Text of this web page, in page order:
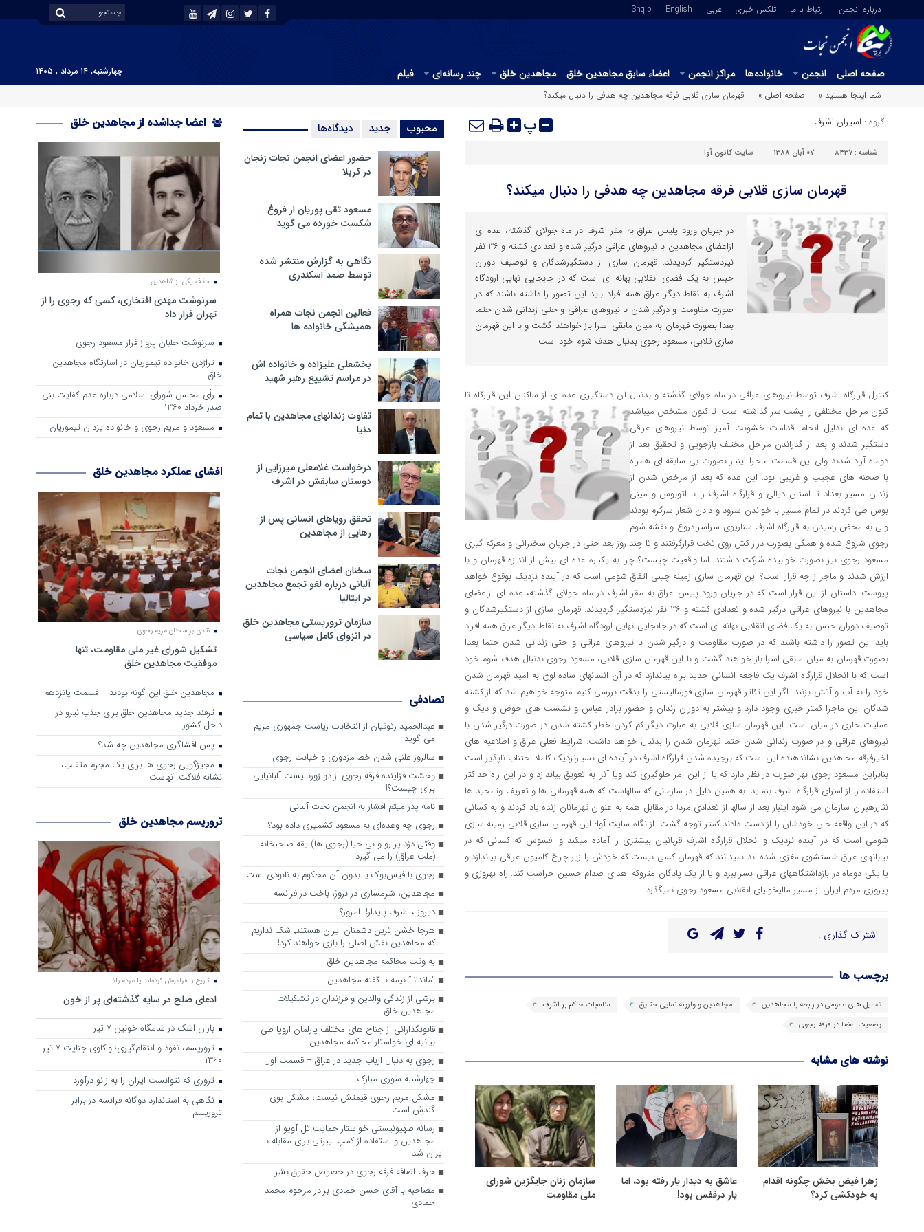
درباره انجمن ارتباط با ما تلکس خبری عربي English
Shqip
صفحه اصلی انجمن خانواده‌ها مراکز انجمن اعضاء سابق مجاهدین خلق مجاهدین خلق چند رسانه‌ای فیلم
چهارشنبه, ۱۴ مرداد , ۱۴۰۵
شما اینجا هستید »
صفحه اصلی » قهرمان سازی قلابی فرقه مجاهدین چه هدفی را دنبال میکند؟
گروه : اسیران اشرف پ
شناسه : 8437 07 آبان 1388 سایت کانون آوا
قهرمان سازی قلابی فرقه مجاهدین چه هدفی را دنبال میکند؟
در جریان ورود پلیس عراق به مقر اشرف در ماه جولای گذشته، عده ای
ازاعضای مجاهدین با نیروهای عراقی درگیر شده و تعدادی کشته و 36 نفر
نیزدستگیر گردیدند. قهرمان سازی از دستگیرشدگان و توصیف دوران
حبس به یک فضای انقلابی بهانه ای است که در جابجایی نهایی ارودگاه
اشرف به نقاط دیگر عراق همه افراد باید این تصور را داشته باشند که در
صورت مقاومت و درگیر شدن با نیروهای عراقی و حتی زندانی شدن حتما
بعدا بصورت قهرمان به میان مابقی اسرا باز خواهند گشت و با این قهرمان
سازی قلابی، مسعود رجوی بدنبال هدف شوم خود است
کنترل قرارگاه اشرف توسط نیروهای عراقی در ماه جولای گذشته و بدنبال آن دستگیری عده ای از ساکنان این قرارگاه تا
کنون مراحل مختلفی را پشت سر گذاشته است. تا کنون مشخص میباشد
که عده ای بدلیل انجام اقدامات خشونت آمیز توسط نیروهای عراقی
دستگیر شدند و بعد از گذراندن مراحل مختلف بازجویی و تحقیق بعد از
دوماه آزاد شدند ولی این قسمت ماجرا اینبار بصورت بی سابقه ای همراه
با صحنه های عجیب و غریبی بود. این عده که بعد از مرخص شدن از
زندان مسیر بغداد تا استان دیالی و قرارگاه اشرف را با اتوبوس و مینی
بوس طی کردند در تمام مسیر با خواندن سرود و دادن شعار سرگرم بودند
ولی به محض رسیدن به قرارگاه اشرف سناریوی سراسر دروغ و نقشه شوم
رجوی شروع شده و همگی بصورت دراز کش روی تخت قرارگرفتند و تا چند روز بعد حتی در جریان سخنرانی و معرکه گیری
مسعود رجوی نیز بصورت خوابیده شرکت داشتند. اما واقعیت چیست؟ چرا به یکباره عده ای بیش از اندازه قهرمان و با
ارزش شدند و ماجرااز چه قرار است؟ این قهرمان سازی زمینه چینی اتفاق شومی است که در آینده نزدیک بوقوع خواهد
پیوست. داستان از این قرار است که در جریان ورود پلیس عراق به مقر اشرف در ماه جولای گذشته، عده ای ازاعضای
مجاهدین با نیروهای عراقی درگیر شده و تعدادی کشته و 36 نفر نیزدستگیر گردیدند. قهرمان سازی از دستگیرشدگان و
توصیف دوران حبس به یک فضای انقلابی بهانه ای است که در جابجایی نهایی ارودگاه اشرف به نقاط دیگر عراق همه افراد
باید این تصور را داشته باشند که در صورت مقاومت و درگیر شدن با نیروهای عراقی و حتی زندانی شدن حتما بعدا
بصورت قهرمان به میان مابقی اسرا باز خواهند گشت و با این قهرمان سازی قلابی، مسعود رجوی بدنبال هدف شوم خود
است که با انحلال قرارگاه اشرف یک فاجعه انسانی جدید براه بیاندازد که در آن انسانهای ساده لوح به امید قهرمان شدن
خود را به آب و آتش بزنند. اگر این تئاتر قهرمان سازی فورمالیستی را بدقت بررسی کنیم متوجه خواهیم شد که از کشته
شدگان این ماجرا کمتر خبری وجود دارد و بیشتر به دوران زندان و حضور برادر عباس و نشست های حوض و دیگ و
عملیات جاری در میان است. این قهرمان سازی قلابی به عبارت دیگر کم کردن خطر کشته شدن در صورت درگیر شدن با
نیروهای عراقی و در صورت زندانی شدن حتما قهرمان شدن را بدنبال خواهد داشت. شرایط فعلی عراق و اطلاعیه های
اخیرفرقه مجاهدین نشاندهنده این است که برچیده شدن قرارگاه اشرف در آینده ای بسیارنزدیک کاملا اجتناب ناپذیر است
بنابراین مسعود رجوی بهر صورت در نظر دارد که یا از این امر جلوگیری کند ویا آنرا به تعویق بیاندازد و در این راه حداکثر
استفاده را از اسرای قرارگاه اشرف بنماید. به همین دلیل در سازمانی که سالهاست که همه قهرمانی ها و تعریف وتمجید ها
نثاررهبران سازمان می شود اینبار بعد از سالها از تعدادی مرد! در مقابل همه به عنوان قهرمانان زنده یاد کردند و به کسانی
که در این واقعه جان خودشان را از دست دادند کمتر توجه گشت. از نگاه سایت آوا: این قهرمان سازی قلابی زمینه سازی
شومی است که در آینده نزدیک و انحلال قرارگاه اشرف قربانیان بیشتری را آماده میکند و افسوس که کسانی که در
بیابانهای عراق شستشوی مغزی شده اند نمیدانند که قهرمان کسی نیست که خودش را زیر چرخ کامیون عراقی بیاندازد و
یا یکی دوماه در بازداشتگاههای عراقی بسر ببرد و یا از یک پادگان متروکه اهدای صدام حسین حراست کند. راه بهروزی و
پیروزی مردم ایران از مسیر مالیخولیای انقلابی مسعود رجوی نمیگذرد.
اشتراک گذاری :
برچسب ها
تحلیل های عمومی در رابطه با مجاهدین مجاهدین و وارونه نمایی حقایق
مناسبات حاکم بر اشرف
وضعیت اعضا در فرقه رجوی
نوشته های مشابه
زهرا فیض بخش چگونه اقدام
به خودکشی کرد؟
عاشق به دیدار یار رفته بود، اما
یار درقفس بود!
سازمان زنان جایگزین شورای
ملی مقاومت
محبوب جدید دیدگاه‌ها
حضور اعضای انجمن نجات زنجان
در کربلا
مسعود تقی پوریان از فروغ
شکست خورده می گوید
نگاهی به گزارش منتشر شده
توسط صمد اسکندری
فعالین انجمن نجات همراه
همیشگی خانواده ها
بخشعلی علیزاده و خانواده اش
در مراسم تشییع رهبر شهید
تفاوت زندانهای مجاهدین با تمام
دنیا
درخواست غلامعلی میرزایی از
دوستان سابقش در اشرف
تحقق رویاهای انسانی پس از
رهایی از مجاهدین
سخنان اعضای انجمن نجات
آلبانی درباره لغو تجمع مجاهدین
در ایتالیا
سازمان تروریستی مجاهدین خلق
در انزوای کامل سیاسی
تصادفی
عبدالحمید رئوفیان از انتخابات ریاست جمهوری مریم
می گوید
سالروز علنی شدن خط مزدوری و خیانت رجوی
وحشت فزاینده فرقه رجوی از دو ژورنالیست آلبانیایی
برای چیست؟!
نامه پدر میثم افشار به انجمن نجات آلبانی
رجوی چه وعده‌ای به مسعود کشمیری داده بود؟!
وقتی دزد پر رو و بی حیا (رجوی ها) یقه صاحبخانه
(ملت عراق) را می گیرد
رجوی با فیس‌بوک یا بدون آن محکوم به نابودی است
مجاهدین، شرم‎ساری در نروژ، باخت در فرانسه
ديروز ، اشرف پايدار!…امروز؟
هرجا خشن ترین دشمنان ایران هستند٬ شک نداریم
که مجاهدین نقش اصلی را بازی خواهند کرد!
به وقت محاکمه مجاهدین خلق
“ماندانا” نیمه نا گفته مجاهدین
برشی از زندگی والدین و فرزندان در تشکیلات
مجاهدین خلق
قانونگذارانی از جناح های مختلف پارلمان اروپا طی
بیانیه ای خواستار محاکمه مجاهدین
رجوی به دنبال ارباب جدید در عراق – قسمت اول
چهارشنبه سوری مبارک
مشکل مریم رجوی قیمتش نیست، مشکل بوی
گندش است
رسانه صهیونیستی خواستار حمایت تل آویو از
مجاهدین و استفاده از کمپ لیبرتی برای مقابله با
ایران شد
حرف اضافه فرقه رجوی در خصوص حقوق بشر
مصاحبه با آقای حسن حمادی برادر مرحوم محمد
حمادی
اعضا جداشده از مجاهدین خلق
حذف یکی از شاهدین
سرنوشت مهدی افتخاری، کسی که رجوی را از
تهران فرار داد
سرنوشت خلبان پرواز فرار مسعود رجوی
تراژدی خانواده تیموریان در اسارتگاه مجاهدین
خلق
رأی مجلس شورای اسلامی درباره عدم كفایت بنی
صدر خرداد 1360
مسعود و مریم رجوی و خانواده یزدان تیموریان
افشای عملکرد مجاهدین خلق
نقدی بر سخنان مریم رجوی
تشکیل شورای غیر ملی مقاومت، تنها
موفقیت مجاهدین خلق
مجاهدین خلق این گونه بودند – قسمت پانزدهم
ترفند جدید مجاهدین خلق برای جذب نیرو در
داخل کشور
پس افشاگری مجاهدین چه شد؟
مجیزگویی رجوی ها برای یک مجرم متقلب،
نشانه فلاکت آنهاست
تروریسم مجاهدین خلق
تاریخ را فراموش کرده‌اند یا مردم را؟
ادعای صلح در سایه گذشته‌ای پر از خون
باران اشک در شامگاه خونین 7 تیر
تروریسم، نفوذ و انتقام‌گیری؛ واکاوی جنایت ۷ تیر
۱۳۶۰
تروری که نتوانست ایران را به زانو درآورد
نگاهی به استاندارد دوگانه فرانسه در برابر
تروریسم